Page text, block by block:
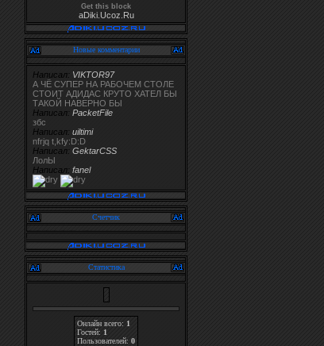
Get this block
aDiki.Ucoz.Ru
Новые комментарии
Написал: VIKTOR97
А ЧЁ СУПЕР НА РАБОЧЕМ СТОЛЕ
СТОИТ АДИДАС КРУТО ХАТЕЛ БЫ
ТАКОЙ НАВЕРНО БЫ
Написал: PacketFile
збс
Написал: uiltimi
nfrjq t,kfy:D:D
Написал: GektarCSS
ЛолЫ
Написал: fanel
Счетчик
Статистика
Онлайн всего: 1
Гостей: 1
Пользователей: 0